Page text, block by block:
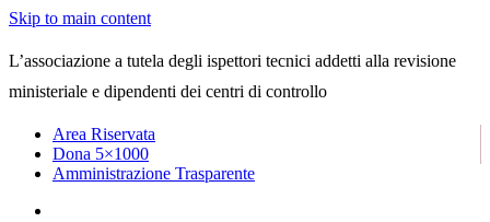
Skip to main content
L’associazione a tutela degli ispettori tecnici addetti alla revisione
ministeriale e dipendenti dei centri di controllo
Area Riservata
Dona 5×1000
Amministrazione Trasparente